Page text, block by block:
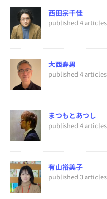
西田宗千佳
published 4 articles
大西寿男
published 4 articles
まつもとあつし
published 4 articles
有山裕美子
published 3 articles